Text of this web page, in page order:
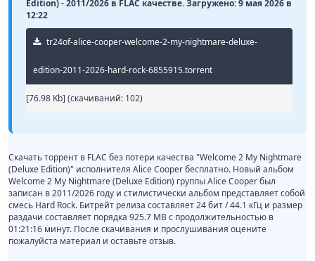
Edition) - 2011/2026 в FLAC качестве. Загружено: 9 мая 2026 в
12:22
tr24of-alice-cooper-welcome-2-my-nightmare-deluxe-
edition-2011-2026-hard-rock-6855915.torrent
[76.98 Kb] (cкачиваний: 102)
Скачать торрент в FLAC без потери качества "Welcome 2 My Nightmare
(Deluxe Edition)" исполнителя Alice Cooper бесплатно. Новый альбом
Welcome 2 My Nightmare (Deluxe Edition) группы Alice Cooper был
записан в 2011/2026 году и стилистически альбом представляет собой
смесь Hard Rock. Битрейт релиза составляет 24 бит / 44.1 кГц и размер
раздачи составляет порядка 925.7 MB с продолжительностью в
01:21:16 минут. После скачивания и прослушивания оцените
пожалуйста материал и оставьте отзыв.